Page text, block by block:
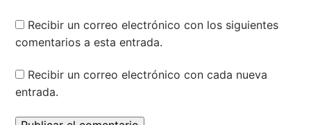
Recibir un correo electrónico con los siguientes
comentarios a esta entrada.
Recibir un correo electrónico con cada nueva
entrada.